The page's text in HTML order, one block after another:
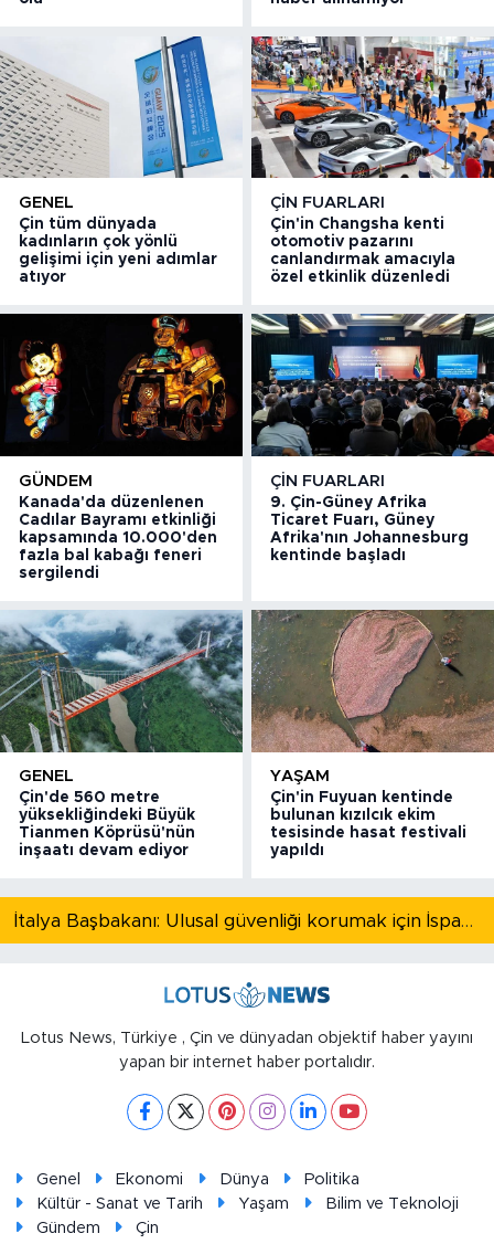
GENEL
Çin tüm dünyada
kadınların çok yönlü
gelişimi için yeni adımlar
atıyor
ÇIN FUARLARI
Çin'in Changsha kenti
otomotiv pazarını
canlandırmak amacıyla
özel etkinlik düzenledi
GÜNDEM
Kanada'da düzenlenen
Cadılar Bayramı etkinliği
kapsamında 10.000'den
fazla bal kabağı feneri
sergilendi
ÇIN FUARLARI
9. Çin-Güney Afrika
Ticaret Fuarı, Güney
Afrika'nın Johannesburg
kentinde başladı
GENEL
Çin'de 560 metre
yüksekliğindeki Büyük
Tianmen Köprüsü'nün
inşaatı devam ediyor
YAŞAM
Çin'in Fuyuan kentinde
bulunan kızılcık ekim
tesisinde hasat festivali
yapıldı
İtalya Başbakanı: Ulusal güvenliği korumak için İspanya ile Schengen kapsamındaki serbest dolaşımı askıya alıyoruz
Lotus News, Türkiye , Çin ve dünyadan objektif haber yayını
yapan bir internet haber portalıdır.
Genel Ekonomi Dünya
Politika
Kültür - Sanat ve Tarih
Yaşam
Bilim ve Teknoloji
Gündem
Çin